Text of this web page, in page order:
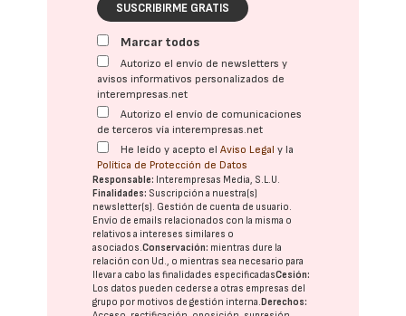
SUSCRIBIRME GRATIS
Marcar todos
Autorizo el envío de newsletters y
avisos informativos personalizados de
interempresas.net
Autorizo el envío de comunicaciones
de terceros vía interempresas.net
He leído y acepto elAviso Legal y la
Política de Protección de Datos
Responsable: Interempresas Media, S.L.U.
Finalidades: Suscripción a nuestra(s)
newsletter(s). Gestión de cuenta de usuario.
Envío de emails relacionados con la misma o
relativos a intereses similares o
asociados.Conservación: mientras dure la
relación con Ud., o mientras sea necesario para
llevar a cabo las finalidades especificadasCesión:
Los datos pueden cederse a otras empresas del
grupo por motivos de gestión interna. Derechos: